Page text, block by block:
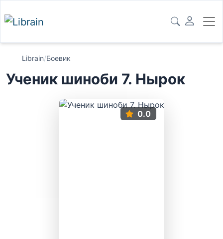
Librain/Боевик
Ученик шиноби 7. Нырок
0.0